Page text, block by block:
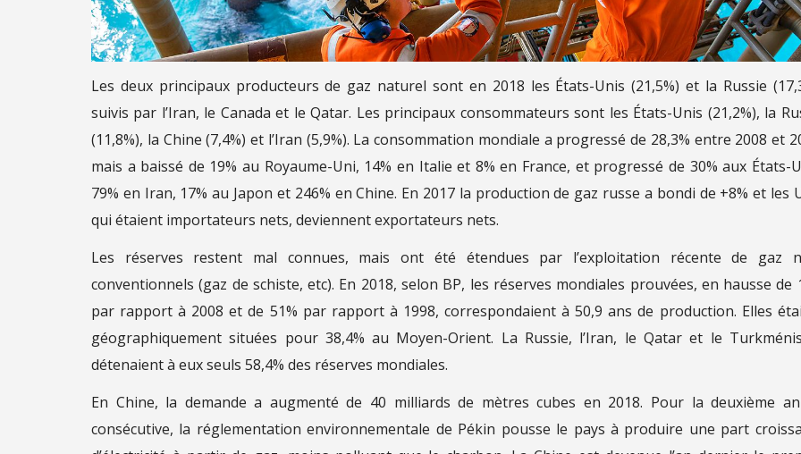
Les deux principaux producteurs de gaz naturel sont en 2018 les États-Unis (21,5%) et la Russie
suivis par l’Iran, le Canada et le Qatar. Les principaux consommateurs sont les États-Unis (21,2%), la
(11,8%), la Chine (7,4%) et l’Iran (5,9%). La consommation mondiale a progressé de 28,3% entre 2008 et
mais a baissé de 19% au Royaume-Uni, 14% en Italie et 8% en France, et progressé de 30% aux États-
79% en Iran, 17% au Japon et 246% en Chine. En 2017 la production de gaz russe a bondi de +8% et les
qui étaient importateurs nets, deviennent exportateurs nets.
Les réserves restent mal connues, mais ont été étendues par l’exploitation récente de gaz
conventionnels (gaz de schiste, etc). En 2018, selon BP, les réserves mondiales prouvées, en hausse de
par rapport à 2008 et de 51% par rapport à 1998, correspondaient à 50,9 ans de production. Elles
géographiquement situées pour 38,4% au Moyen-Orient. La Russie, l’Iran, le Qatar et le
détenaient à eux seuls 58,4% des réserves mondiales.
En Chine, la demande a augmenté de 40 milliards de mètres cubes en 2018. Pour la deuxième
consécutive, la réglementation environnementale de Pékin pousse le pays à produire une part